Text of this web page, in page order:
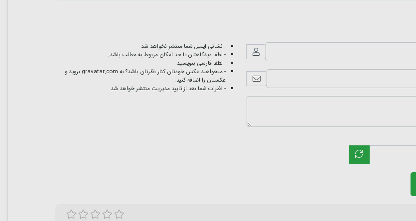
- نشانی ایمیل شما منتشر نخواهد شد.
- لطفا دیدگاهتان تا حد امکان مربوط به مطلب باشد.
- لطفا فارسی بنویسید.
- میخواهید عکس خودتان کنار نظرتان باشد؟ به gravatar.com بروید و
عکستان را اضافه کنید.
- نظرات شما بعد از تایید مدیریت منتشر خواهد شد